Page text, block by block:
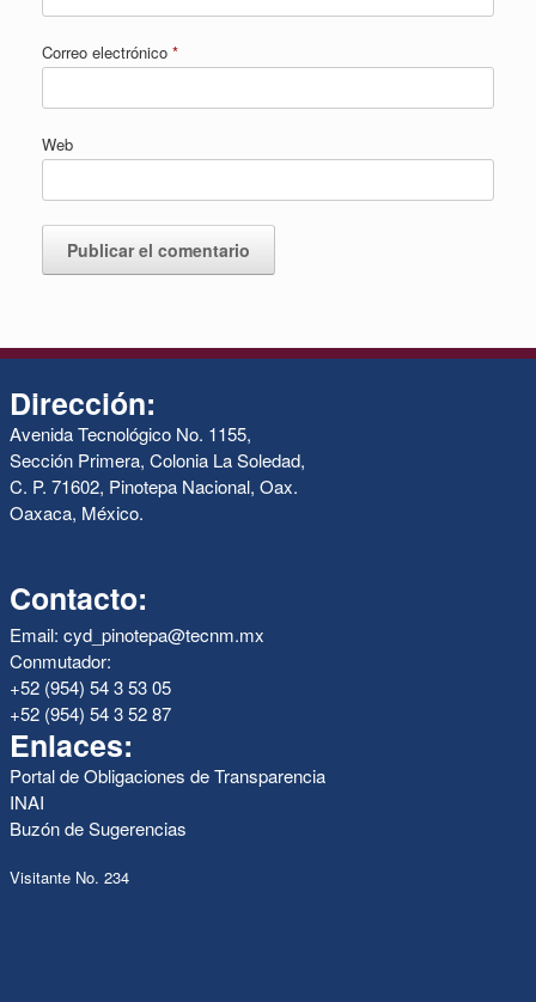
Correo electrónico *
Web
Dirección:
Avenida Tecnológico No. 1155,
Sección Primera, Colonia La Soledad,
C. P. 71602, Pinotepa Nacional, Oax.
Oaxaca, México.
Contacto:
Email: cyd_pinotepa@tecnm.mx
Conmutador:
+52 (954) 54 3 53 05
+52 (954) 54 3 52 87
Enlaces:
Portal de Obligaciones de Transparencia
INAI
Buzón de Sugerencias
Visitante No. 234